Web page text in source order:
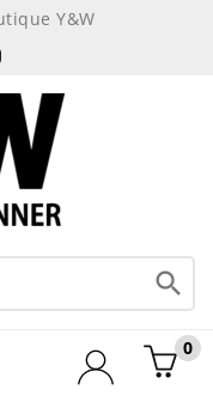
Y&W

0